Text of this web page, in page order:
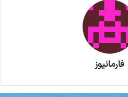
فارمانیوز